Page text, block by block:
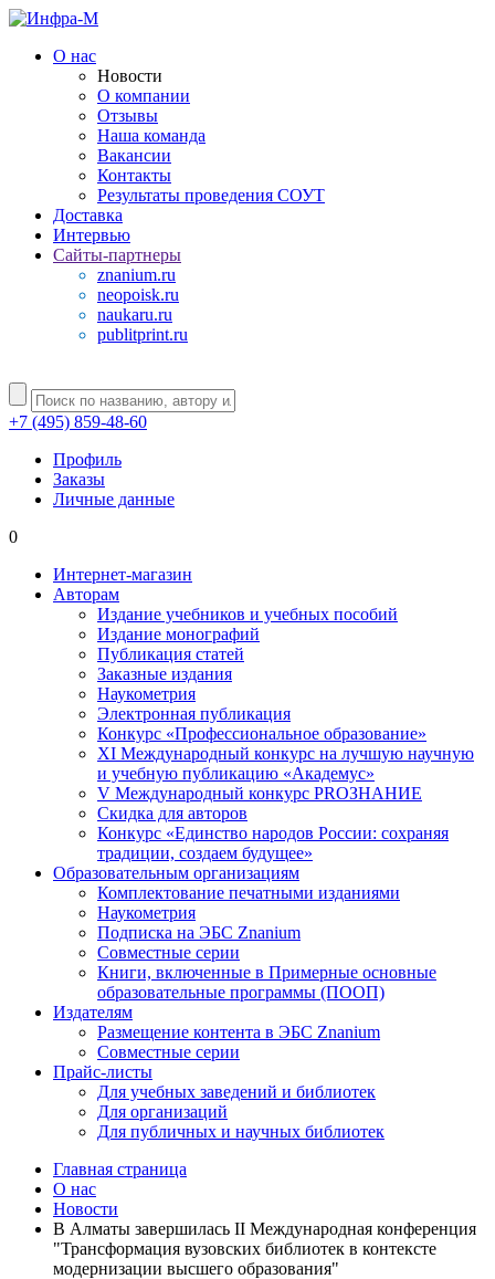
О нас
Новости
О компании
Отзывы
Наша команда
Вакансии
Контакты
Результаты проведения СОУТ
Доставка
Интервью
Сайты-партнеры
znanium.ru
neopoisk.ru
naukaru.ru
publitprint.ru
+7 (495) 859-48-60
Профиль
Заказы
Личные данные
0
Интернет-магазин
Авторам
Издание учебников и учебных пособий
Издание монографий
Публикация статей
Заказные издания
Наукометрия
Электронная публикация
Конкурс «Профессиональное образование»
XI Международный конкурс на лучшую научную
и учебную публикацию «Академус»
V Международный конкурс PROЗНАНИЕ
Скидка для авторов
Конкурс «Единство народов России: сохраняя
традиции, создаем будущее»
Образовательным организациям
Комплектование печатными изданиями
Наукометрия
Подписка на ЭБС Znanium
Совместные серии
Книги, включенные в Примерные основные
образовательные программы (ПООП)
Издателям
Размещение контента в ЭБС Znanium
Совместные серии
Прайс-листы
Для учебных заведений и библиотек
Для организаций
Для публичных и научных библиотек
Главная страница
О нас
Новости
В Алматы завершилась II Международная конференция
"Трансформация вузовских библиотек в контексте
модернизации высшего образования"